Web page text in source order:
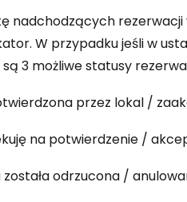
nadchodzących
W przypadku jeśli w
3 możliwe statusy
przez lokal /
na potwierdzenie /
została odrzucona /